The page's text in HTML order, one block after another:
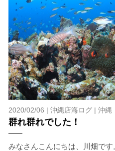
2020/02/06 | 沖縄店海ログ| 沖縄
群れ群れでした！
みなさんこんにちは、川畑で